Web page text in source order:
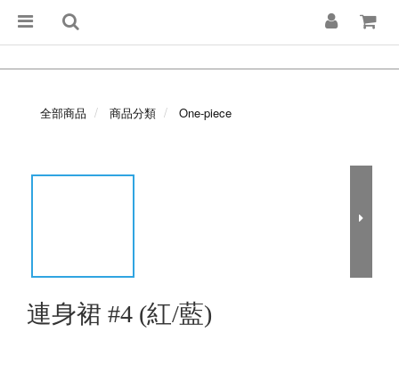
全部商品 商品分類 One-piece
連身裙 #4 (紅/藍)